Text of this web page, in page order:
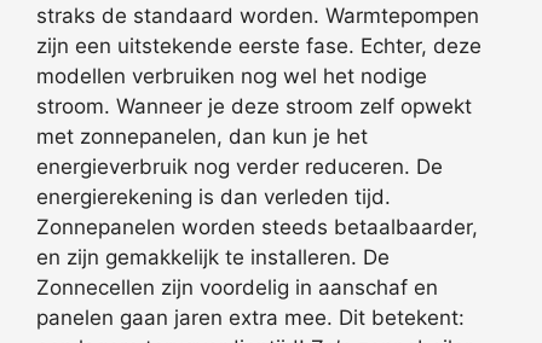
straks de standaard worden. Warmtepompen
zijn een uitstekende eerste fase. Echter, deze
modellen verbruiken nog wel het nodige
stroom. Wanneer je deze stroom zelf opwekt
met zonnepanelen, dan kun je het
energieverbruik nog verder reduceren. De
energierekening is dan verleden tijd.
Zonnepanelen worden steeds betaalbaarder,
en zijn gemakkelijk te installeren. De
Zonnecellen zijn voordelig in aanschaf en
panelen gaan jaren extra mee. Dit betekent: